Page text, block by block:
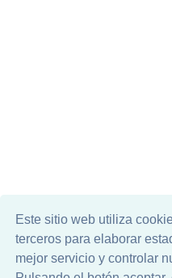
Este sitio web utiliza
terceros para elaborar
mejor servicio y controlar